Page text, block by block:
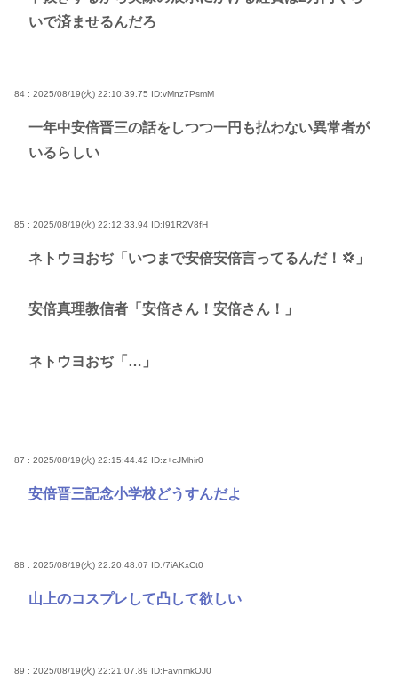
いで済ませるんだろ
84 : 2025/08/19(火) 22:10:39.75 ID:vMnz7PsmM
一年中安倍晋三の話をしつつ一円も払わない異常者が
いるらしい
85 : 2025/08/19(火) 22:12:33.94 ID:I91R2V8fH
ネトウヨおぢ「いつまで安倍安倍言ってるんだ！💢」
安倍真理教信者「安倍さん！安倍さん！」
ネトウヨおぢ「…」
87 : 2025/08/19(火) 22:15:44.42 ID:z+cJMhir0
安倍晋三記念小学校どうすんだよ
88 : 2025/08/19(火) 22:20:48.07 ID:/7iAKxCt0
山上のコスプレして凸して欲しい
89 : 2025/08/19(火) 22:21:07.89 ID:FavnmkOJ0